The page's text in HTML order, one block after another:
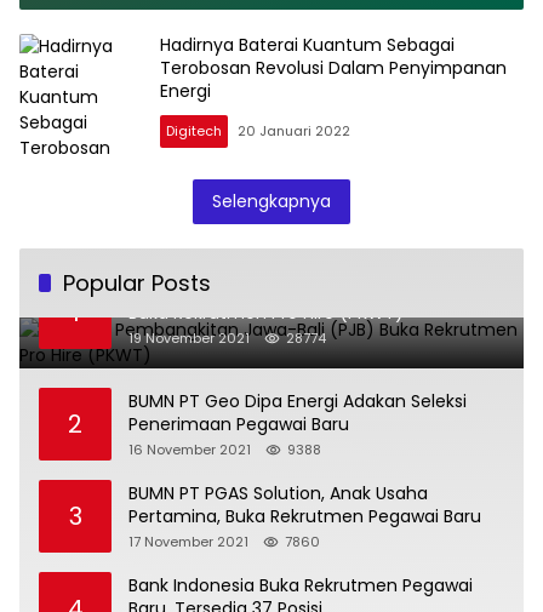
di Cina Tahun 2021
Menuju Nol Karbon
Hadirnya Baterai Kuantum Sebagai
Terobosan Revolusi Dalam Penyimpanan
Energi
Digitech 20 Januari 2022
Selengkapnya
Popular Posts
1
BUMN PT Pembangkitan Jawa-Bali (PJB)
Buka Rekrutmen Pro Hire (PKWT)
19 November 2021 28774
2
BUMN PT Geo Dipa Energi Adakan Seleksi
Penerimaan Pegawai Baru
16 November 2021 9388
3
BUMN PT PGAS Solution, Anak Usaha
Pertamina, Buka Rekrutmen Pegawai Baru
17 November 2021 7860
Bank Indonesia Buka Rekrutmen Pegawai